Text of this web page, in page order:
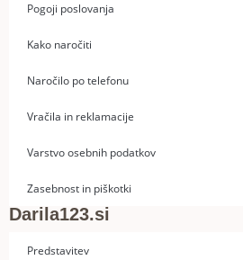
Pogoji poslovanja
Kako naročiti
Naročilo po telefonu
Vračila in reklamacije
Varstvo osebnih podatkov
Zasebnost in piškotki
Darila123.si
Predstavitev